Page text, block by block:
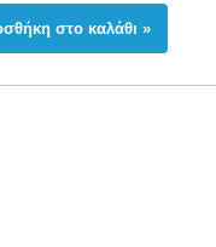
στο καλάθι »